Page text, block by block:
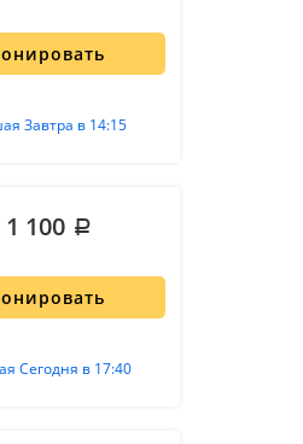
Завтра в 14:15
Сегодня в 17:40
100